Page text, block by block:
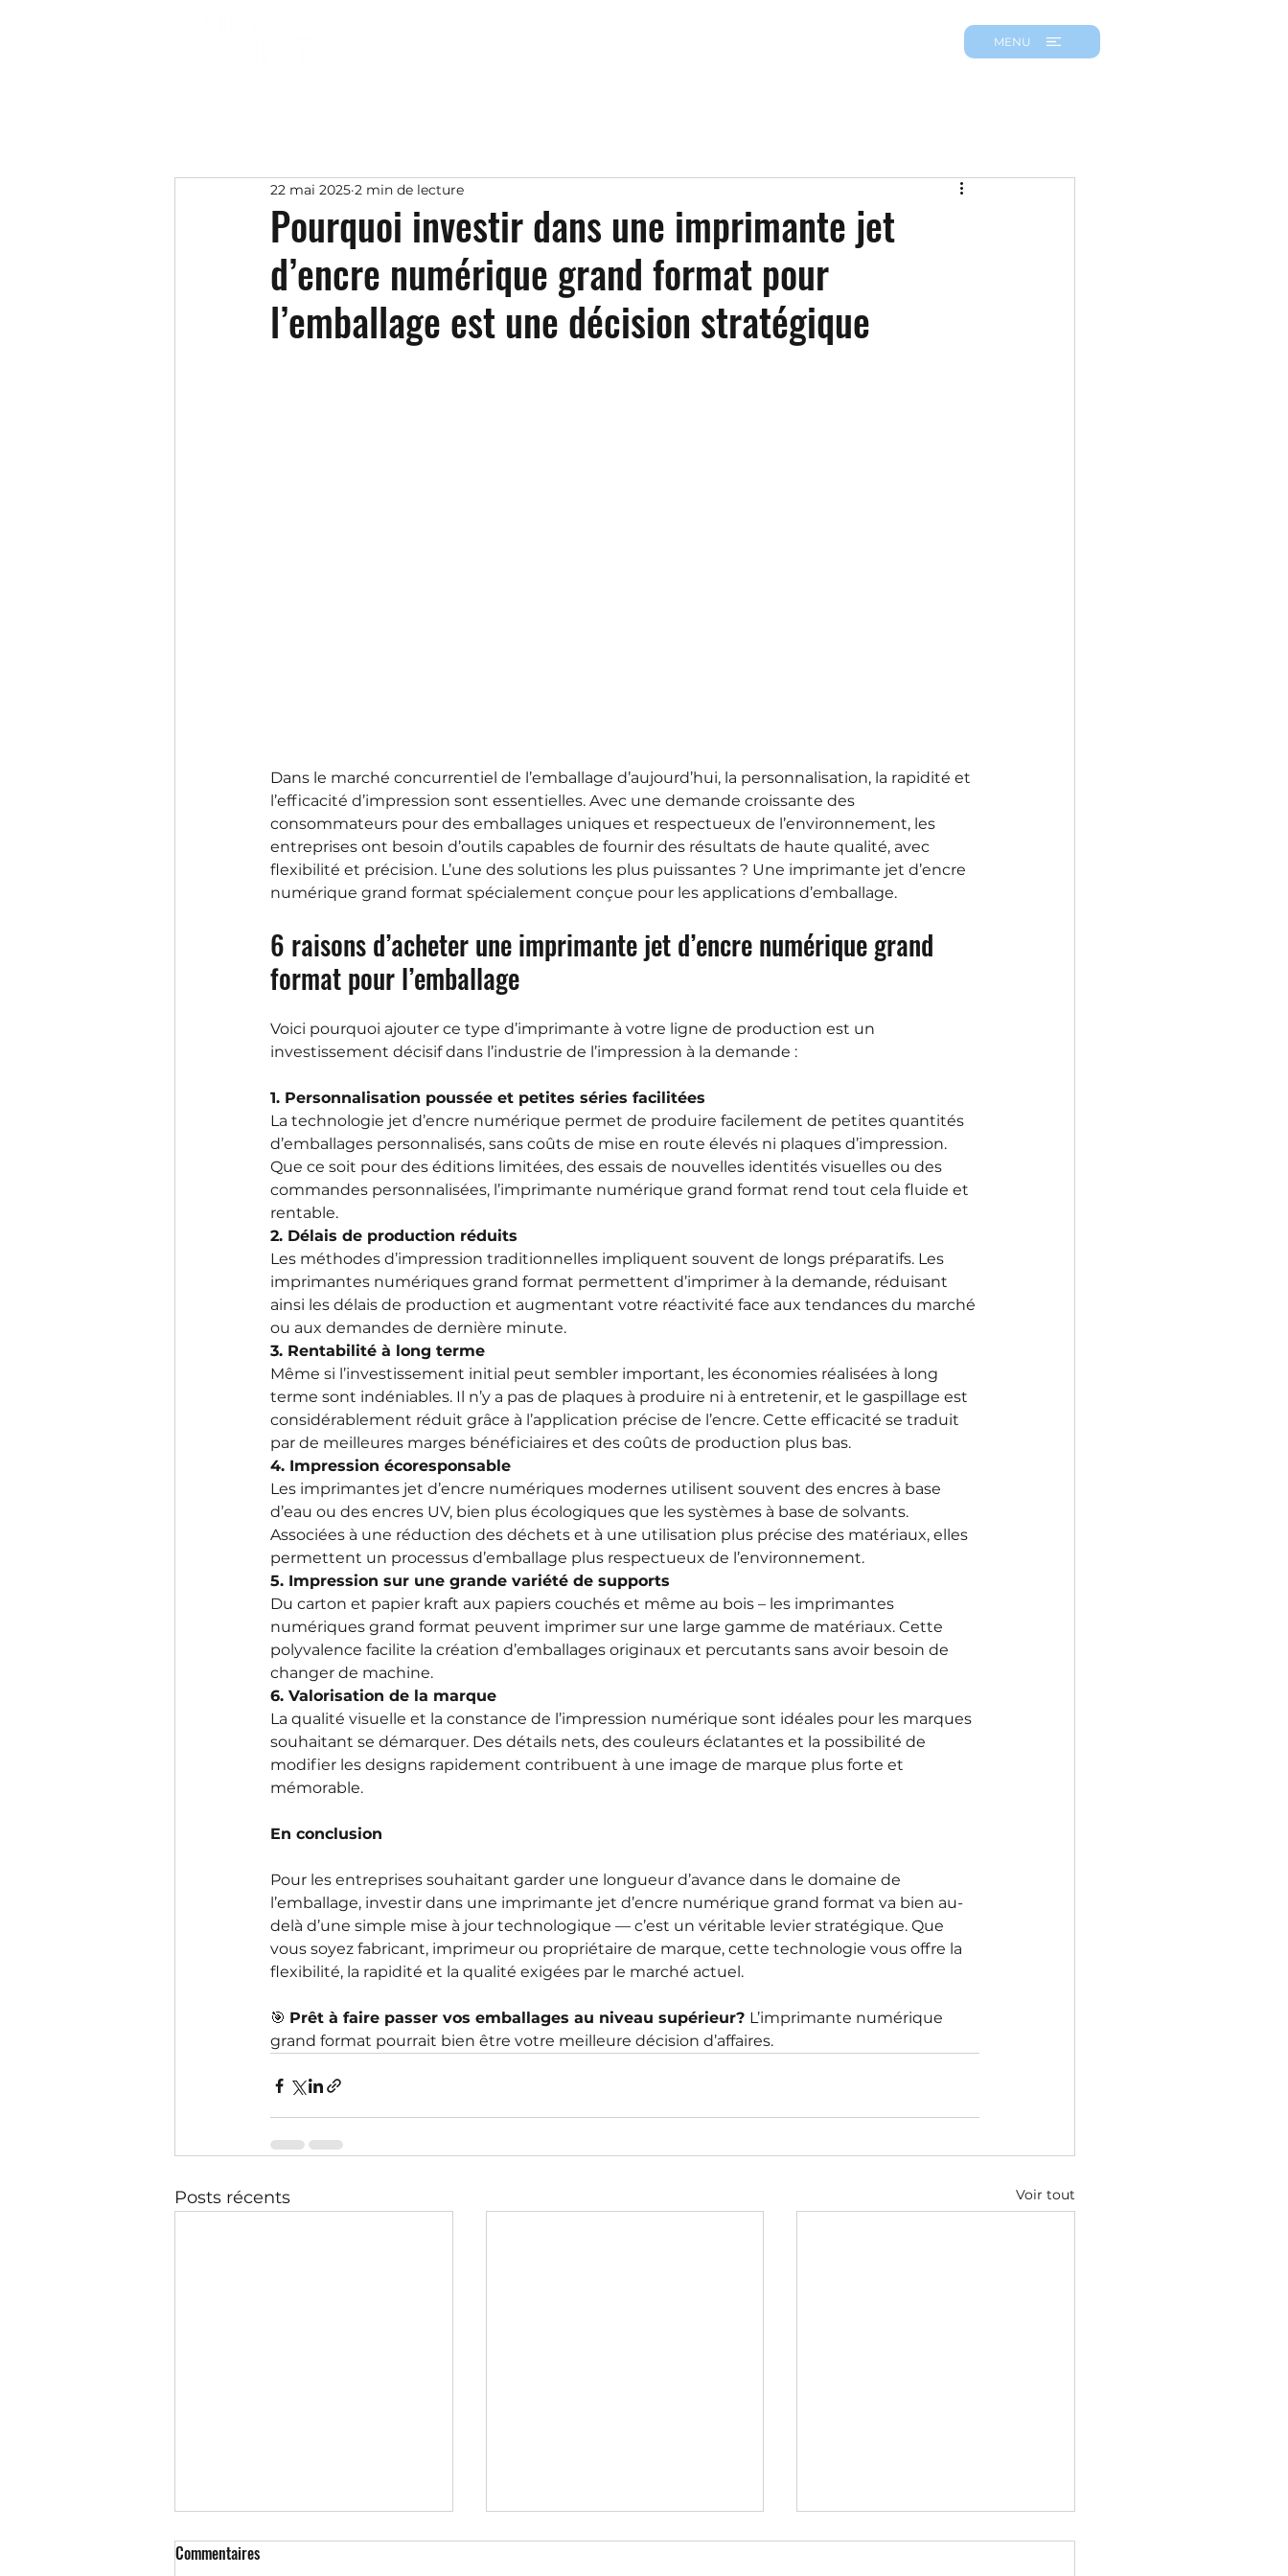
MENU
Pourquoi investir dans une imprimante jet
d’encre numérique grand format pour
l’emballage est une décision stratégique
22 mai 2025 2 min de lecture
Dans le marché concurrentiel de l’emballage d’aujourd’hui, la personnalisation, la rapidité et
l’efficacité d’impression sont essentielles. Avec une demande croissante des
consommateurs pour des emballages uniques et respectueux de l’environnement, les
entreprises ont besoin d’outils capables de fournir des résultats de haute qualité, avec
flexibilité et précision. L’une des solutions les plus puissantes ? Une imprimante jet d’encre
numérique grand format spécialement conçue pour les applications d’emballage.
6 raisons d’acheter une imprimante jet d’encre numérique grand
format pour l’emballage
Voici pourquoi ajouter ce type d’imprimante à votre ligne de production est un
investissement décisif dans l’industrie de l’impression à la demande :
1. Personnalisation poussée et petites séries facilitées
La technologie jet d’encre numérique permet de produire facilement de petites quantités
d’emballages personnalisés, sans coûts de mise en route élevés ni plaques d’impression.
Que ce soit pour des éditions limitées, des essais de nouvelles identités visuelles ou des
commandes personnalisées, l’imprimante numérique grand format rend tout cela fluide et
rentable.
2. Délais de production réduits
Les méthodes d’impression traditionnelles impliquent souvent de longs préparatifs. Les
imprimantes numériques grand format permettent d’imprimer à la demande, réduisant
ainsi les délais de production et augmentant votre réactivité face aux tendances du marché
ou aux demandes de dernière minute.
3. Rentabilité à long terme
Même si l’investissement initial peut sembler important, les économies réalisées à long
terme sont indéniables. Il n’y a pas de plaques à produire ni à entretenir, et le gaspillage est
considérablement réduit grâce à l’application précise de l’encre. Cette efficacité se traduit
par de meilleures marges bénéficiaires et des coûts de production plus bas.
4. Impression écoresponsable
Les imprimantes jet d’encre numériques modernes utilisent souvent des encres à base
d’eau ou des encres UV, bien plus écologiques que les systèmes à base de solvants.
Associées à une réduction des déchets et à une utilisation plus précise des matériaux, elles
permettent un processus d’emballage plus respectueux de l’environnement.
5. Impression sur une grande variété de supports
Du carton et papier kraft aux papiers couchés et même au bois – les imprimantes
numériques grand format peuvent imprimer sur une large gamme de matériaux. Cette
polyvalence facilite la création d’emballages originaux et percutants sans avoir besoin de
changer de machine.
6. Valorisation de la marque
La qualité visuelle et la constance de l’impression numérique sont idéales pour les marques
souhaitant se démarquer. Des détails nets, des couleurs éclatantes et la possibilité de
modifier les designs rapidement contribuent à une image de marque plus forte et
mémorable.
En conclusion
Pour les entreprises souhaitant garder une longueur d’avance dans le domaine de
l’emballage, investir dans une imprimante jet d’encre numérique grand format va bien au-
delà d’une simple mise à jour technologique — c’est un véritable levier stratégique. Que
vous soyez fabricant, imprimeur ou propriétaire de marque, cette technologie vous offre la
flexibilité, la rapidité et la qualité exigées par le marché actuel.
🎯 Prêt à faire passer vos emballages au niveau supérieur? L’imprimante numérique
grand format pourrait bien être votre meilleure décision d’affaires.
Posts récents Voir tout
Commentaires